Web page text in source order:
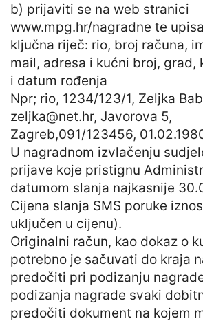
b) prijaviti se na web stranici
www.mpg.hr/nagradne te
ključna riječ: rio, broj računa,
mail, adresa i kućni broj, grad,
i datum rođenja
Npr; rio, 1234/123/1, Zeljka
zeljka@net.hr, Javorova 5,
Zagreb,091/123456,
U nagradnom izvlačenju
prijave koje pristignu
datumom slanja najkasnije
Cijena slanja SMS poruke
uključen u cijenu).
Originalni račun, kao dokaz o
potrebno je sačuvati do kraja
predočiti pri podizanju
podizanja nagrade svaki
predočiti dokument na kojem